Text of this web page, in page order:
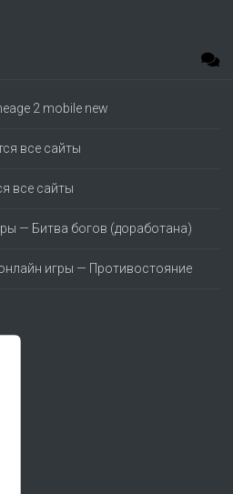
2 mobile new
все сайты
все сайты
— Битва богов (доработана)
игры — Противостояние